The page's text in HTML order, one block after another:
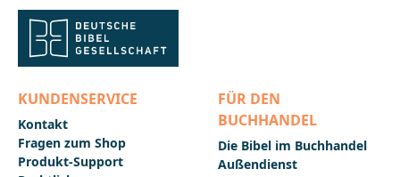
im Mai 2012 unter seiner Leitung
statt.______________________________________________________
_______Bei Fragen zur Produktsicherheit wenden Sie
sich bitte an:Deutsche BibelgesellschaftBalinger Str.
KUNDENSERVICE
Kontakt
Fragen zum Shop
Produkt-Support
FÜR DEN
BUCHHANDEL
Die Bibel im Buchhandel
Außendienst